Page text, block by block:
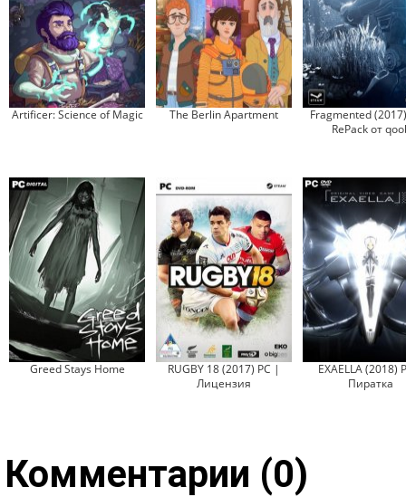
Artificer: Science of Magic The Berlin Apartment
Fragmented
RePack от
Greed Stays Home
RUGBY 18 (2017) PC |
Лицензия
EXAELLA (2018)
Пиратка
Комментарии (0)